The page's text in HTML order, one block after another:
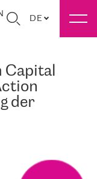
DE
Capital
der